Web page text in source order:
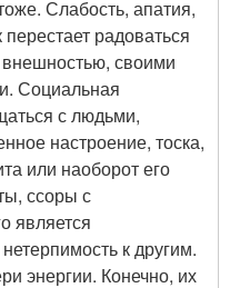
Слабость, апатия,
радоваться
своими
Социальная
с людьми,
настроение, тоска,
или наоборот его
ссоры с
является
к другим.
энергии. Конечно, их